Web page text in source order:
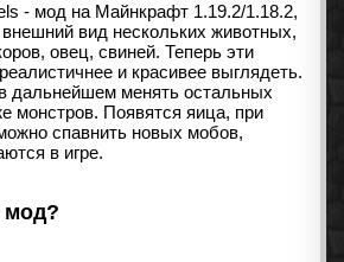
- мод на Майнкрафт 1.19.2/1.18.2,
вид нескольких животных,
овец, свиней. Теперь эти
и красивее выглядеть.
дальнейшем менять остальных
монстров. Появятся яица, при
спавнить новых мобов,
в игре.
мод?